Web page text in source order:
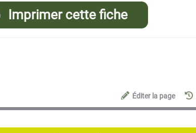
Imprimer cette fiche
Éditer la page